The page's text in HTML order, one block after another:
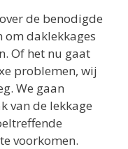
de benodigde
om daklekkages
Of het nu gaat
problemen, wij
We gaan
van de lekkage
voorkomen.